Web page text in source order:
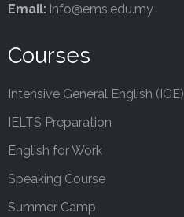
Email: info@ems.edu.my
Courses
Intensive General English (IGE)
IELTS Preparation
English for Work
Speaking Course
Summer Camp